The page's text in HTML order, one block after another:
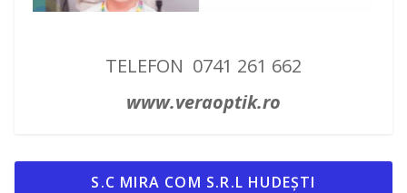
TELEFON 0741 261 662
www.veraoptik.ro
S.C MIRA COM S.R.L HUDEȘTI